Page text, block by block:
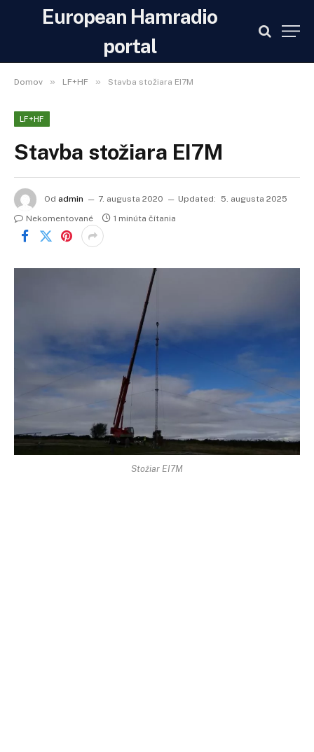
European Hamradio
portal
Domov » LF+HF » Stavba stožiara EI7M
LF+HF
Stavba stožiara EI7M
Od admin 7. augusta 2020 Updated: 5. augusta 2025
Nekomentované
1 minúta čítania
Stožiar EI7M